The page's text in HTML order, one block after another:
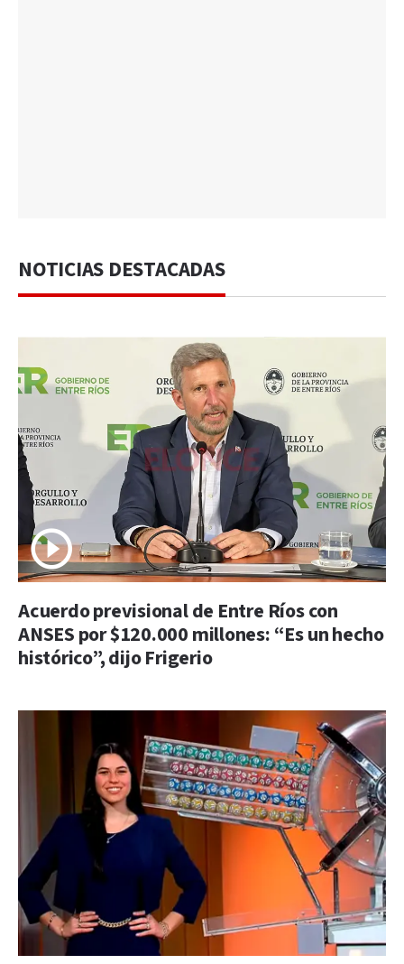
NOTICIAS DESTACADAS
Acuerdo previsional de Entre Ríos con
ANSES por $120.000 millones: “Es un hecho
histórico”, dijo Frigerio